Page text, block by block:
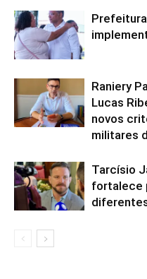
Raniery
Lucas
novos
militares
Tarcísio
fortalece